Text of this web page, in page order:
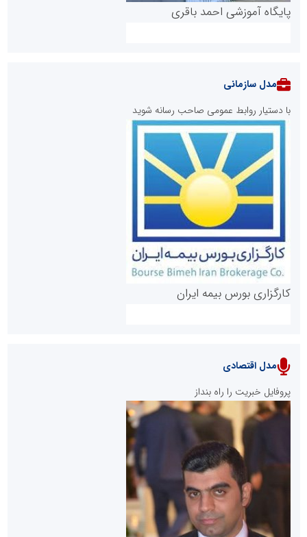
پایگاه آموزشی احمد باقری
روابط عمومی خبرگزاری گزارش خبر
پایگاه خبری نهضت ملی مسکن
مدل سازمانی
با دستیار روابط عمومی صاحب رسانه شوید
کارگزاری بورس بیمه ایران
سازمان بورس و اوراق بهادار
مرجع اخبار موثق در بازارسرمایه
مدل اقتصادی
پروفایل خبریت را راه بنداز